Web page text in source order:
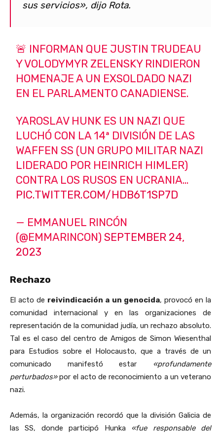
sus servicios», dijo Rota.
🚨 INFORMAN QUE JUSTIN TRUDEAU
Y VOLODYMYR ZELENSKY RINDIERON
HOMENAJE A UN EXSOLDADO NAZI
EN EL PARLAMENTO CANADIENSE.
YAROSLAV HUNK ES UN NAZI QUE
LUCHÓ CON LA 14ª DIVISIÓN DE LAS
WAFFEN SS (UN GRUPO MILITAR NAZI
LIDERADO POR HEINRICH HIMLER)
CONTRA LOS RUSOS EN UCRANIA…
PIC.TWITTER.COM/HDB6T1SP7D
— EMMANUEL RINCÓN
(@EMMARINCON)SEPTEMBER 24,
2023
Rechazo
El acto de reivindicación a un genocida, provocó en la
comunidad internacional y en las organizaciones de
representación de la comunidad judía, un rechazo absoluto.
Tal es el caso del centro de Amigos de Simon Wiesenthal
para Estudios sobre el Holocausto, que a través de un
comunicado manifestó estar «profundamente
perturbados»por el acto de reconocimiento a un veterano
nazi.
Además, la organización recordó que la división Galicia de
las SS, donde participó Hunka «fue responsable del